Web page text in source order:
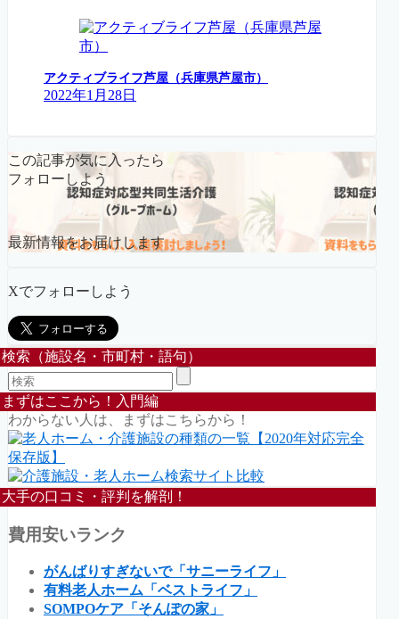
アクティブライフ芦屋（兵庫県芦屋市）
2022年1月28日
この記事が気に入ったら
フォローしよう
最新情報をお届けします
Xでフォローしよう
検索（施設名・市町村・語句）
まずはここから！入門編
わからない人は、まずはこちらから！
大手の口コミ・評判を解剖！
費用安いランク
がんばりすぎないで「サニーライフ」
有料老人ホーム「ベストライフ」
SOMPOケア「そんぽの家」